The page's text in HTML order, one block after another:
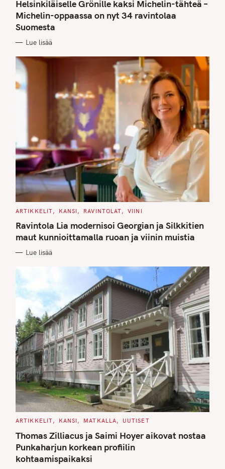
E
G
O
R
I
S
Helsinkiläiselle Grönille kaksi Michelin-tähteä –
Michelin-oppaassa on nyt 34 ravintolaa
Suomesta
Lue lisää
C
T
E
G
O
I
ARTIKKELIT KANSI RAVINTOLAT VIINI
Ravintola Lia modernisoi Georgian ja Silkkitien
maut kunnioittamalla ruoan ja viinin muistia
Lue lisää
C
T
E
G
O
R
I
ARTIKKELIT KANSI MATKALLA UUTISET
Thomas Zilliacus ja Saimi Hoyer aikovat nostaa
Punkaharjun korkean profiilin
kohtaamispaikaksi